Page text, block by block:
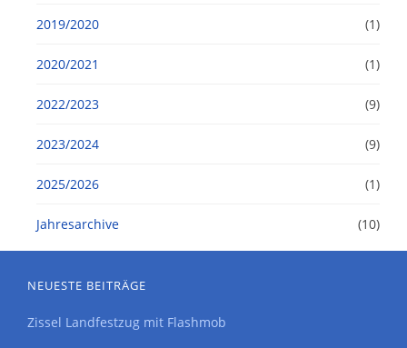
2019/2020 (1)
2020/2021 (1)
2022/2023 (9)
2023/2024 (9)
2025/2026 (1)
Jahresarchive (10)
NEUESTE BEITRÄGE
Zissel Landfestzug mit Flashmob